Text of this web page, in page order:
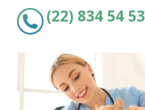
(22) 834 54 53